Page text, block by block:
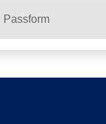
Passform